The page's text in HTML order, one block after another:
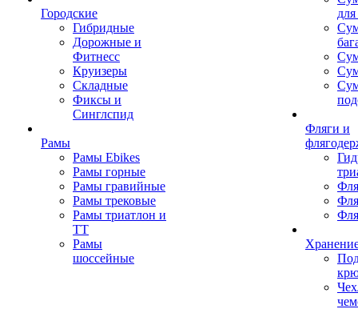
Городские
Гибридные
Дорожные и
Фитнесс
Круизеры
Складные
Фиксы и
Синглспид
Рамы
Рамы Ebikes
Рамы горные
Рамы гравийные
Рамы трековые
Рамы триатлон и
ТТ
Рамы
шоссейные
Фляги и